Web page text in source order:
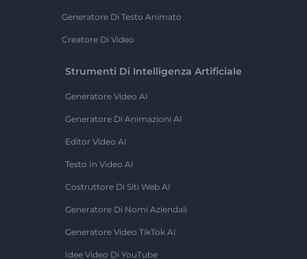
Generatore Di Testo Animato
Creatore Di Video
Strumenti Di Intelligenza Artificiale
Generatore Video AI
Generatore Di Animazioni AI
Editor Video AI
Testo In Video AI
Costruttore Di Siti Web AI
Generatore Di Nomi Aziendali
Generatore Video TikTok AI
Idee Video Di YouTube